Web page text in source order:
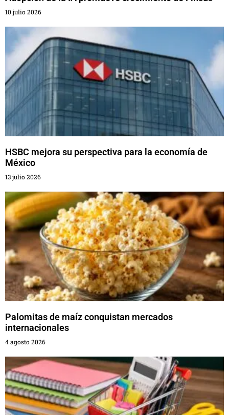
10 julio 2026
HSBC mejora su perspectiva para la economía de
México
13 julio 2026
Palomitas de maíz conquistan mercados
internacionales
4 agosto 2026